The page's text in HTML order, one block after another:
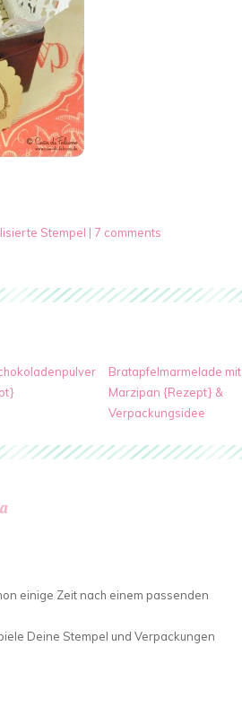
Stempel | 7 comments
Bratapfelmarmelade mit
Marzipan {Rezept} &
Verpackungsidee
einige Zeit nach einem passenden
Deine Stempel und Verpackungen